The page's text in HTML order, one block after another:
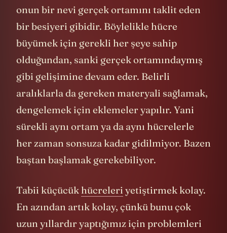
onun bir nevi gerçek ortamını taklit eden
bir besiyeri gibidir. Böylelikle hücre
büyümek için gerekli her şeye sahip
olduğundan, sanki gerçek ortamındaymış
gibi gelişimine devam eder. Belirli
aralıklarla da gereken materyali sağlamak,
dengelemek için eklemeler yapılır. Yani
sürekli aynı ortam ya da aynı hücrelerle
her zaman sonsuza kadar gidilmiyor. Bazen
baştan başlamak gerekebiliyor.
Tabii küçücük hücreleri yetiştirmek kolay.
En azından artık kolay, çünkü bunu çok
uzun yıllardır yaptığımız için problemleri